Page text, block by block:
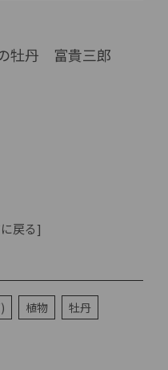
牡丹 富貴三郎
戻る]
植物
牡丹